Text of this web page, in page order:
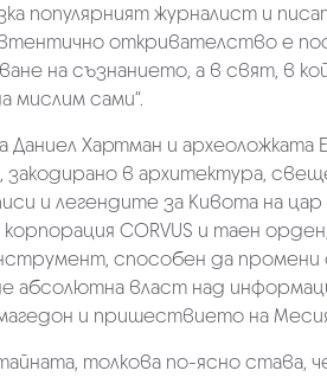
популярният журналист и
откривателство е
на съзнанието, а в свят, в
сами“.
Хартман и археоложката
в архитектура,
и легендите за Кивота на
CORVUS и таен
способен да промени
абсолютна власт над
и пришествието на
толкова по-ясно става,